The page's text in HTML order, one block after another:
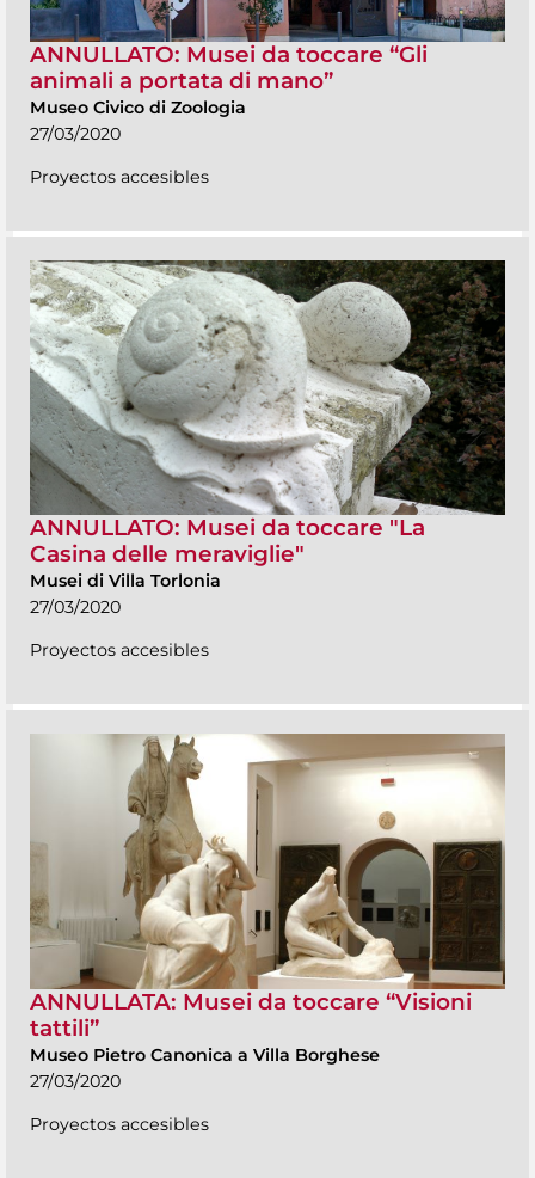
ANNULLATO: Musei da toccare “Gli
animali a portata di mano”
Museo Civico di Zoologia
27/03/2020
Proyectos accesibles
ANNULLATO: Musei da toccare "La
Casina delle meraviglie"
Musei di Villa Torlonia
27/03/2020
Proyectos accesibles
ANNULLATA: Musei da toccare “Visioni
tattili”
Museo Pietro Canonica a Villa Borghese
27/03/2020
Proyectos accesibles